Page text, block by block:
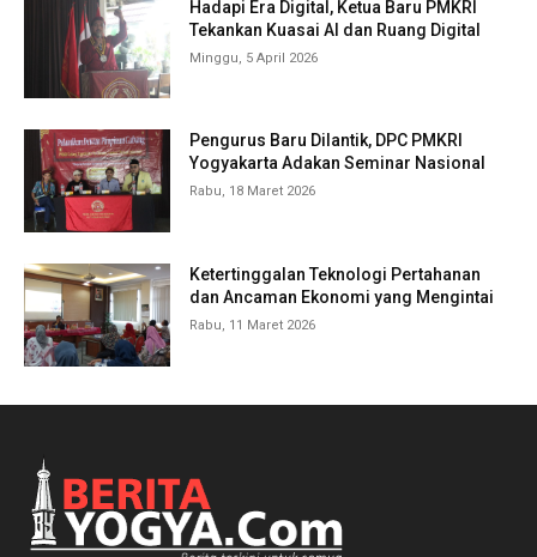
Hadapi Era Digital, Ketua Baru PMKRI
Tekankan Kuasai AI dan Ruang Digital
Minggu, 5 April 2026
Pengurus Baru Dilantik, DPC PMKRI
Yogyakarta Adakan Seminar Nasional
Rabu, 18 Maret 2026
Ketertinggalan Teknologi Pertahanan
dan Ancaman Ekonomi yang Mengintai
Rabu, 11 Maret 2026